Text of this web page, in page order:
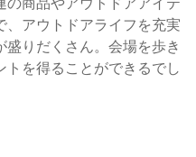
、アウトドアライフを充実
りだくさん。会場を歩き
を得ることができるでし